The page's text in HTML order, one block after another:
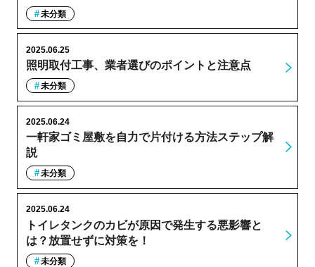
未分類
照明取付工事、業者選びのポイントと注意点
2025.06.25
未分類
一軒家ゴミ屋敷を自力で片付ける方法ステップ解
説
2025.06.24
未分類
トイレタンクのカビが原因で発生する悪影響と
は？放置せずに対策を！
2025.06.24
未分類